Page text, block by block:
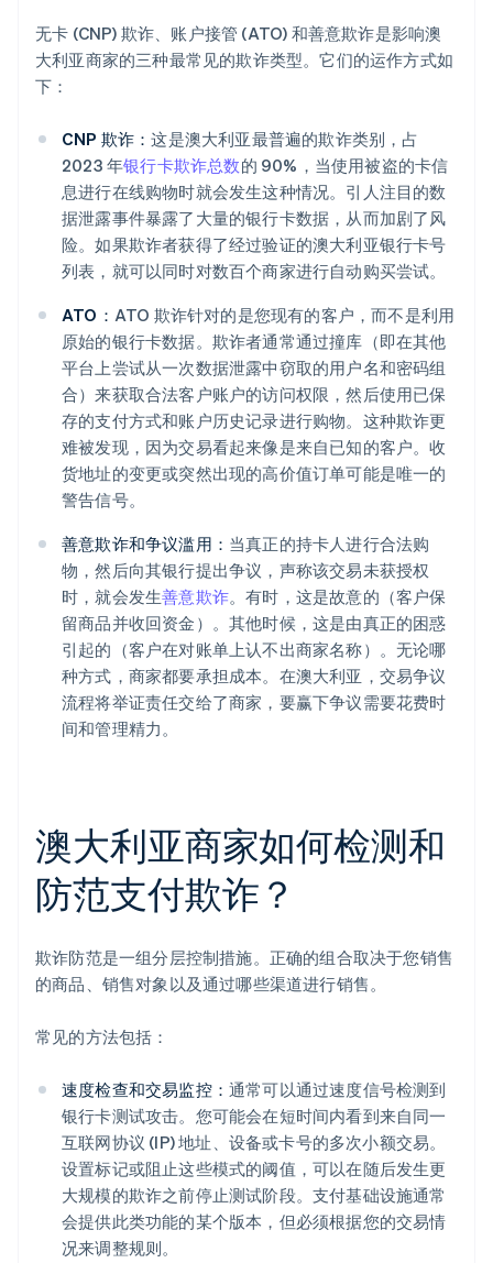
无卡 (CNP) 欺诈、账户接管 (ATO) 和善意欺诈是影响澳
大利亚商家的三种最常见的欺诈类型。它们的运作方式如
下：
CNP 欺诈：这是澳大利亚最普遍的欺诈类别，占
2023 年银行卡欺诈总数的 90%，当使用被盗的卡信
息进行在线购物时就会发生这种情况。引人注目的数
据泄露事件暴露了大量的银行卡数据，从而加剧了风
险。如果欺诈者获得了经过验证的澳大利亚银行卡号
列表，就可以同时对数百个商家进行自动购买尝试。
ATO： ATO 欺诈针对的是您现有的客户，而不是利用
原始的银行卡数据。欺诈者通常通过撞库（即在其他
平台上尝试从一次数据泄露中窃取的用户名和密码组
合）来获取合法客户账户的访问权限，然后使用已保
存的支付方式和账户历史记录进行购物。这种欺诈更
难被发现，因为交易看起来像是来自已知的客户。收
货地址的变更或突然出现的高价值订单可能是唯一的
警告信号。
善意欺诈和争议滥用： 当真正的持卡人进行合法购
物，然后向其银行提出争议，声称该交易未获授权
时，就会发生善意欺诈。有时，这是故意的（客户保
留商品并收回资金）。其他时候，这是由真正的困惑
引起的（客户在对账单上认不出商家名称）。无论哪
种方式，商家都要承担成本。在澳大利亚，交易争议
流程将举证责任交给了商家，要赢下争议需要花费时
间和管理精力。
澳大利亚商家如何检测和
防范支付欺诈？
欺诈防范是一组分层控制措施。正确的组合取决于您销售
的商品、销售对象以及通过哪些渠道进行销售。
常见的方法包括：
速度检查和交易监控： 通常可以通过速度信号检测到
银行卡测试攻击。您可能会在短时间内看到来自同一
互联网协议 (IP) 地址、设备或卡号的多次小额交易。
设置标记或阻止这些模式的阈值，可以在随后发生更
大规模的欺诈之前停止测试阶段。支付基础设施通常
会提供此类功能的某个版本，但必须根据您的交易情
况来调整规则。